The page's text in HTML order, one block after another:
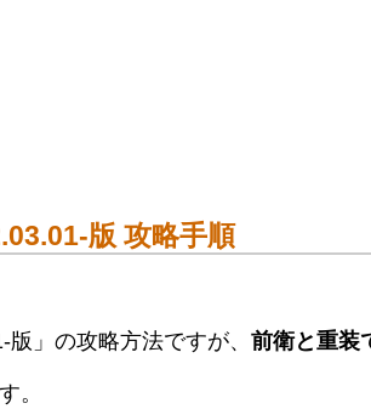
版 攻略手順
」の攻略方法ですが、 前衛と重装
。